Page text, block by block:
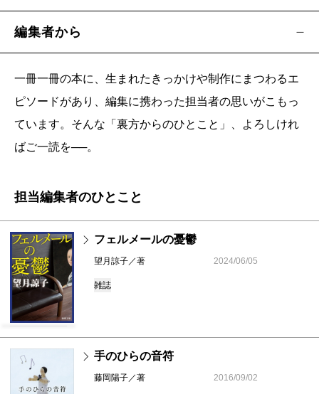
編集者から
一冊一冊の本に、生まれたきっかけや制作にまつわるエ
ピソードがあり、編集に携わった担当者の思いがこもっ
ています。そんな「裏方からのひとこと」、よろしけれ
ばご一読を──。
担当編集者のひとこと
フェルメールの憂鬱
望月諒子／著 2024/06/05
雑誌
手のひらの音符
藤岡陽子／著 2016/09/02